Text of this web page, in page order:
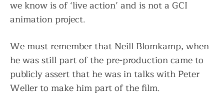
we know is of ‘live action’ and is not a GCI
animation project.
We must remember that Neill Blomkamp, ​​when
he was still part of the pre-production came to
publicly assert that he was in talks with Peter
Weller to make him part of the film.